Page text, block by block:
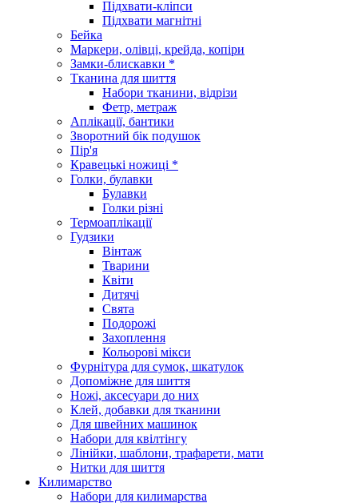
Підхвати-кліпси
Підхвати магнітні
Бейка
Маркери, олівці, крейда, копіри
Замки-блискавки *
Тканина для шиття
Набори тканини, відрізи
Фетр, метраж
Аплікації, бантики
Зворотний бік подушок
Пір'я
Кравецькі ножиці *
Голки, булавки
Булавки
Голки різні
Термоаплікації
Гудзики
Вінтаж
Тварини
Квіти
Дитячі
Свята
Подорожі
Захоплення
Кольорові мікси
Фурнітура для сумок, шкатулок
Допоміжне для шиття
Ножі, аксесуари до них
Клей, добавки для тканини
Для швейних машинок
Набори для квілтінгу
Лінійки, шаблони, трафарети, мати
Нитки для шиття
Килимарство
Набори для килимарства